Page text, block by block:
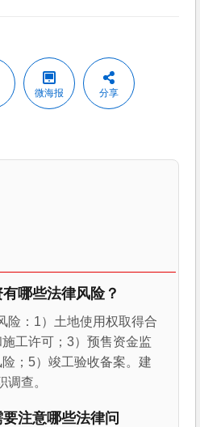
微海报 分享
哪些法律风险？
险：1）土地使用权取得合
工许可；3）预售资金监
；5）竣工验收备案。建
调查。
注意哪些法律问